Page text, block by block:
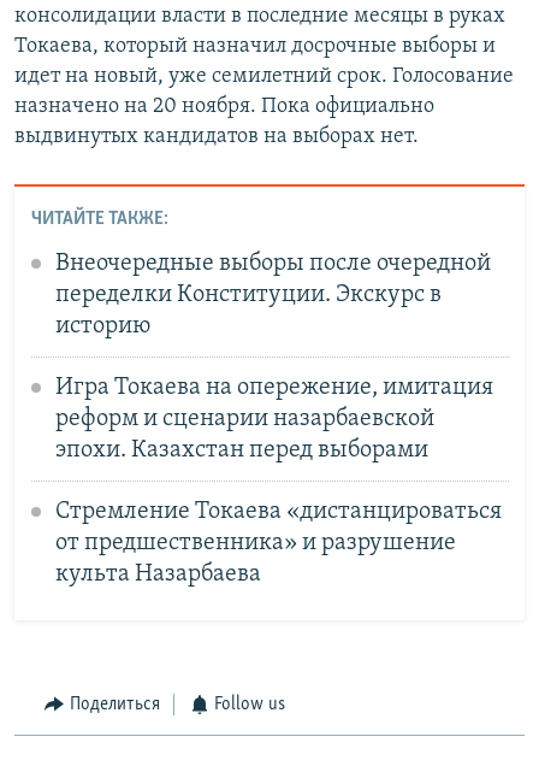
консолидации власти в последние месяцы в руках
Токаева, который назначил досрочные выборы и
идет на новый, уже семилетний срок. Голосование
назначено на 20 ноября. Пока официально
выдвинутых кандидатов на выборах нет.
ЧИТАЙТЕ ТАКЖЕ:
Внеочередные выборы после очередной
переделки Конституции. Экскурс в
историю
Игра Токаева на опережение, имитация
реформ и сценарии назарбаевской
эпохи. Казахстан перед выборами
Стремление Токаева «дистанцироваться
от предшественника» и разрушение
культа Назарбаева
Поделиться Follow us